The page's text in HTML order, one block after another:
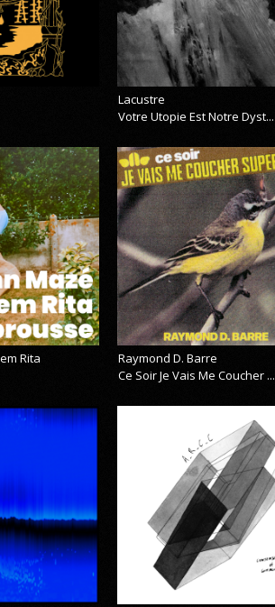
Lacustre
Votre Utopie Est Notre Dyst...
Rita
Raymond D. Barre
Ce Soir Je Vais Me Coucher ...